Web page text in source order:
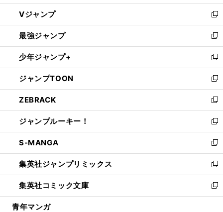
ウ
ィ
ン
ド
ウ
で
開
く
し
い
ウ
ィ
ン
ド
ウ
で
開
く
Vジャンプ
新
し
い
ウ
ィ
ン
ド
ウ
で
開
く
最強ジャンプ
新
し
い
ウ
ィ
ン
ド
ウ
で
開
く
少年ジャンプ+
新
し
い
ウ
ィ
ン
ド
ウ
で
開
く
ジャンプTOON
新
し
い
ウ
ィ
ン
ド
ウ
で
開
く
ZEBRACK
新
し
い
ウ
ィ
ン
ド
ウ
で
開
ジャンプルーキー！
新
し
い
ウ
ィ
ン
ド
ウ
S-MANGA
新
し
い
ウ
ィ
ン
集英社ジャンプリミックス
新
し
い
ウ
集英社コミック文庫
新
し
青年マンガ